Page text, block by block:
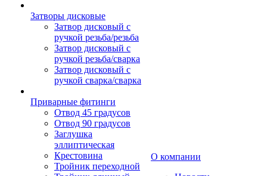
Затворы дисковые
Затвор дисковый с
ручкой резьба/резьба
Затвор дисковый с
ручкой резьба/сварка
Затвор дисковый с
ручкой сварка/сварка
Приварные фитинги
Отвод 45 градусов
Отвод 90 градусов
Заглушка
эллиптическая
Крестовина
Тройник переходной
О компании